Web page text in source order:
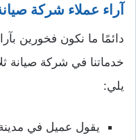
آراء عملاء شركة
دائمًا ما نكون فخورين
خدماتنا في شركة صيانة
يلي:
يقول عميل في